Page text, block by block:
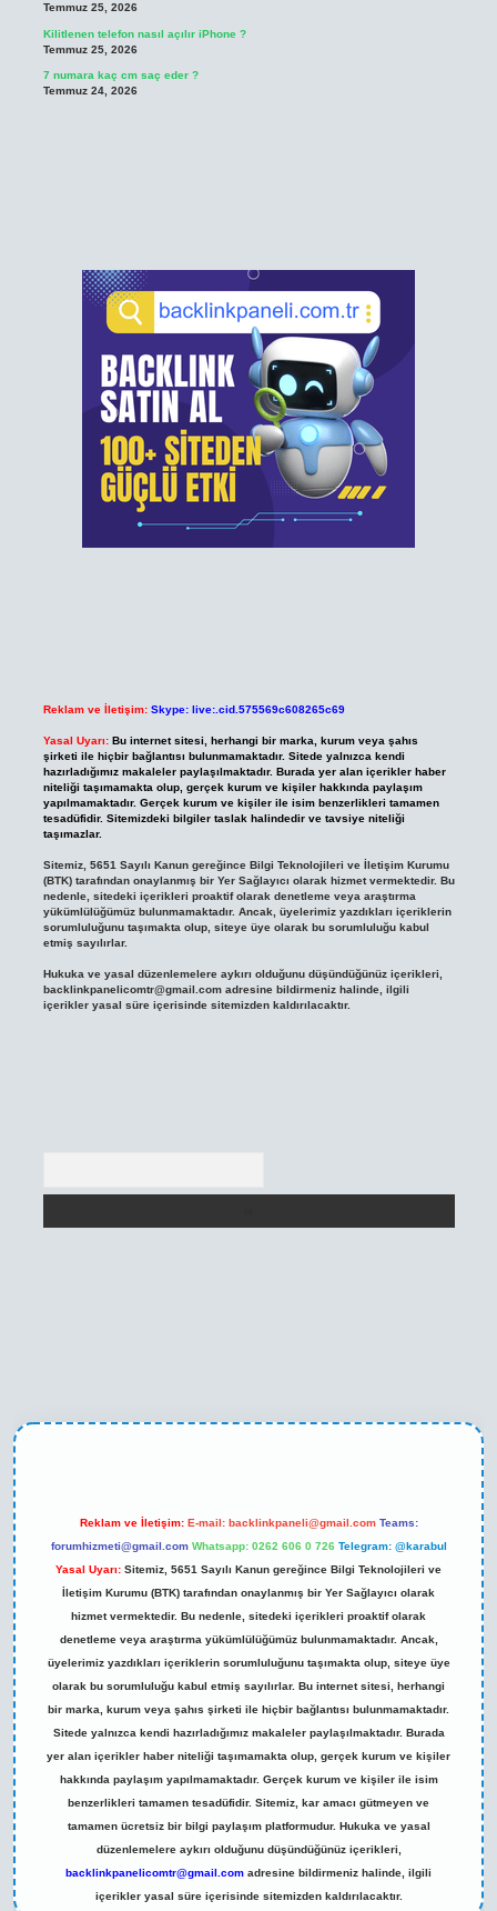
Temmuz 25, 2026
Kilitlenen telefon nasıl açılır iPhone ?
Temmuz 25, 2026
7 numara kaç cm saç eder ?
Temmuz 24, 2026
Reklam ve İletişim: Skype: live:.cid.575569c608265c69
Yasal Uyarı: Bu internet sitesi, herhangi bir marka, kurum veya şahıs
şirketi ile hiçbir bağlantısı bulunmamaktadır. Sitede yalnızca kendi
hazırladığımız makaleler paylaşılmaktadır. Burada yer alan içerikler haber
niteliği taşımamakta olup, gerçek kurum ve kişiler hakkında paylaşım
yapılmamaktadır. Gerçek kurum ve kişiler ile isim benzerlikleri tamamen
tesadüfidir. Sitemizdeki bilgiler taslak halindedir ve tavsiye niteliği
taşımazlar.
Sitemiz, 5651 Sayılı Kanun gereğince Bilgi Teknolojileri ve İletişim Kurumu
(BTK) tarafından onaylanmış bir Yer Sağlayıcı olarak hizmet vermektedir. Bu
nedenle, sitedeki içerikleri proaktif olarak denetleme veya araştırma
yükümlülüğümüz bulunmamaktadır. Ancak, üyelerimiz yazdıkları içeriklerin
sorumluluğunu taşımakta olup, siteye üye olarak bu sorumluluğu kabul
etmiş sayılırlar.
Hukuka ve yasal düzenlemelere aykırı olduğunu düşündüğünüz içerikleri,
backlinkpanelicomtr@gmail.comadresine bildirmeniz halinde, ilgili
içerikler yasal süre içerisinde sitemizden kaldırılacaktır.
Reklam ve İletişim: E-mail: backlinkpaneli@gmail.com Teams:
forumhizmeti@gmail.com Whatsapp: 0262 606 0 726 Telegram: @karabul
Yasal Uyarı: Sitemiz, 5651 Sayılı Kanun gereğince Bilgi Teknolojileri ve
İletişim Kurumu (BTK) tarafından onaylanmış bir Yer Sağlayıcı olarak
hizmet vermektedir. Bu nedenle, sitedeki içerikleri proaktif olarak
denetleme veya araştırma yükümlülüğümüz bulunmamaktadır. Ancak,
üyelerimiz yazdıkları içeriklerin sorumluluğunu taşımakta olup, siteye üye
olarak bu sorumluluğu kabul etmiş sayılırlar. Bu internet sitesi, herhangi
bir marka, kurum veya şahıs şirketi ile hiçbir bağlantısı bulunmamaktadır.
Sitede yalnızca kendi hazırladığımız makaleler paylaşılmaktadır. Burada
yer alan içerikler haber niteliği taşımamakta olup, gerçek kurum ve kişiler
hakkında paylaşım yapılmamaktadır. Gerçek kurum ve kişiler ile isim
benzerlikleri tamamen tesadüfidir. Sitemiz, kar amacı gütmeyen ve
tamamen ücretsiz bir bilgi paylaşım platformudur. Hukuka ve yasal
düzenlemelere aykırı olduğunu düşündüğünüz içerikleri,
backlinkpanelicomtr@gmail.com adresine bildirmeniz halinde, ilgili
içerikler yasal süre içerisinde sitemizden kaldırılacaktır.